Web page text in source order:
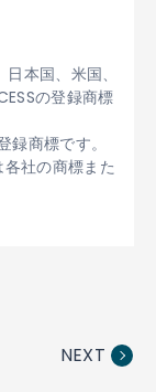
本国、米国、
の登録商標
商標です。
社の商標また
NEXT